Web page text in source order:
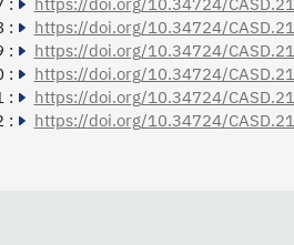
:
https://doi.org/10.34724/
:
https://doi.org/10.34724/
:
https://doi.org/10.34724/
:
https://doi.org/10.34724/
:
https://doi.org/10.34724/